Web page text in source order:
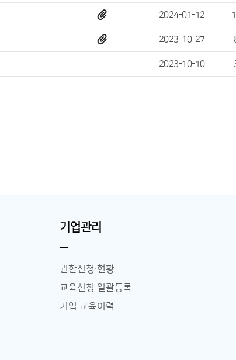
2024-01-12
2023-10-27
2023-10-10
기업관리
권한신청∙현황
교육신청 일괄등록
기업 교육이력